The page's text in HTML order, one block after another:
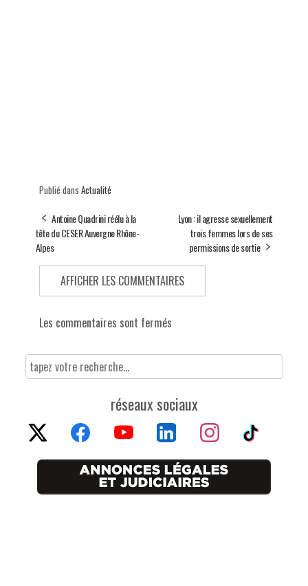
Publié dans Actualité
Antoine Quadrini réélu à la
tête du CESER Auvergne Rhône-
Alpes
Lyon : il agresse sexuellement
trois femmes lors de ses
permissions de sortie
AFFICHER LES COMMENTAIRES
Les commentaires sont fermés
réseaux sociaux